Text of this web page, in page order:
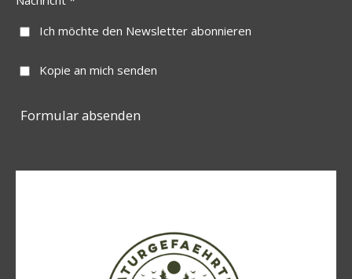
Ich möchte den Newsletter abonnieren
Kopie an mich senden
Formular absenden